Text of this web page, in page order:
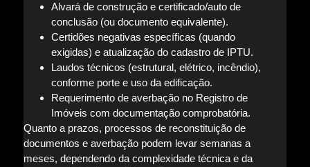
Alvará de construção e certificado/auto de
conclusão (ou documento equivalente).
Certidões negativas específicas (quando
exigidas) e atualização do cadastro de IPTU.
Laudos técnicos (estrutural, elétrico, incêndio),
conforme porte e uso da edificação.
Requerimento de averbação no Registro de
Imóveis com documentação comprobatória.
Quanto a prazos, processos de reconstituição de
documentos e averbação podem levar semanas a
meses, dependendo da complexidade técnica e da